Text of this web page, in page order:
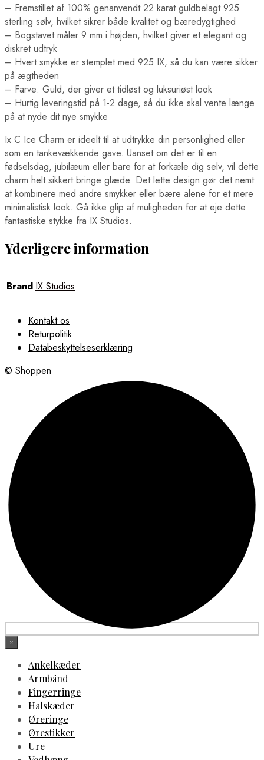
– Fremstillet af 100% genanvendt 22 karat guldbelagt 925
sterling sølv, hvilket sikrer både kvalitet og bæredygtighed
– Bogstavet måler 9 mm i højden, hvilket giver et elegant og
diskret udtryk
– Hvert smykke er stemplet med 925 IX, så du kan være sikker
på ægtheden
– Farve: Guld, der giver et tidløst og luksuriøst look
– Hurtig leveringstid på 1-2 dage, så du ikke skal vente længe
på at nyde dit nye smykke
Ix C Ice Charm er ideelt til at udtrykke din personlighed eller
som en tankevækkende gave. Uanset om det er til en
fødselsdag, jubilæum eller bare for at forkæle dig selv, vil dette
charm helt sikkert bringe glæde. Det lette design gør det nemt
at kombinere med andre smykker eller bære alene for et mere
minimalistisk look. Gå ikke glip af muligheden for at eje dette
fantastiske stykke fra IX Studios.
Yderligere information
Brand IX Studios
Kontakt os
Returpolitik
Databeskyttelseserklæring
© Shoppen
×
Ankelkæder
Armbånd
Fingerringe
Halskæder
Øreringe
Ørestikker
Ure